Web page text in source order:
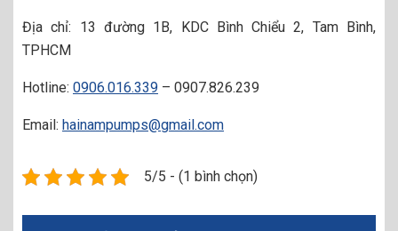
Địa chỉ: 13 đường 1B, KDC Bình Chiểu 2, Tam Bình,
TPHCM
Hotline: 0906.016.339 – 0907.826.239
Email: hainampumps@gmail.com
5/5 - (1 bình chọn)